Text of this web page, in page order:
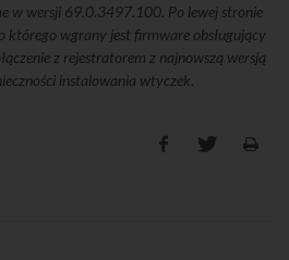
w wersji 69.0.3497.100. Po lewej stronie
którego wgrany jest firmware obsługujący
z rejestratorem z najnowszą wersją
instalowania wtyczek.